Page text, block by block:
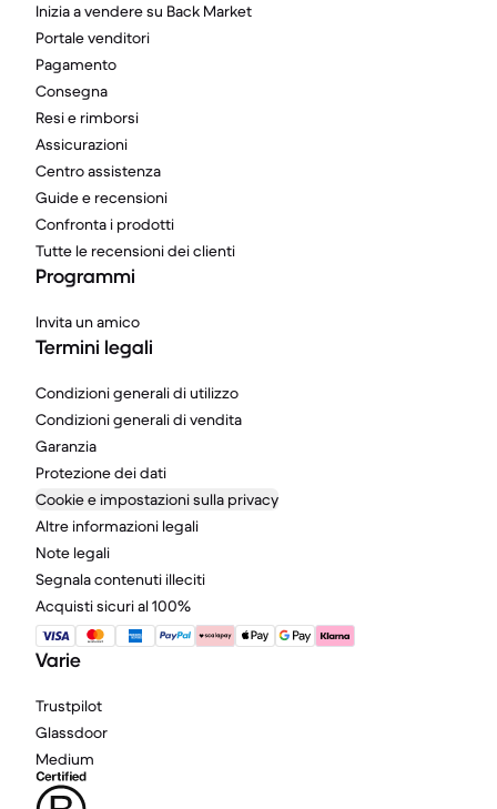
Inizia a vendere su Back Market
Portale venditori
Pagamento
Consegna
Resi e rimborsi
Assicurazioni
Centro assistenza
Guide e recensioni
Confronta i prodotti
Tutte le recensioni dei clienti
Programmi
Invita un amico
Termini legali
Condizioni generali di utilizzo
Condizioni generali di vendita
Garanzia
Protezione dei dati
Cookie e impostazioni sulla privacy
Altre informazioni legali
Note legali
Segnala contenuti illeciti
Acquisti sicuri al 100%
Varie
Trustpilot
Glassdoor
Medium